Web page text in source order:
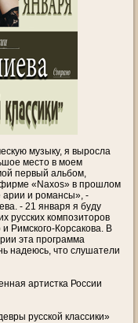
музыку, я выросла
место в моем
первый альбом,
«Naxos» в прошлом
арии и романсы», -
- 21 января я буду
русских композиторов
Римского-Корсакова. В
эта программа
надеюсь, что слушатели
артистка России
русской классики»